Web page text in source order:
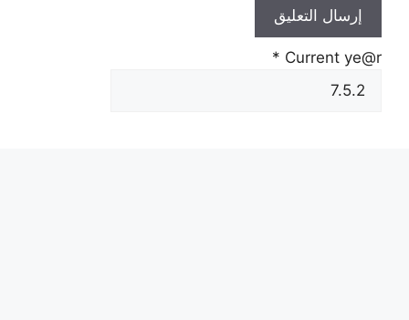
Current ye@r
*